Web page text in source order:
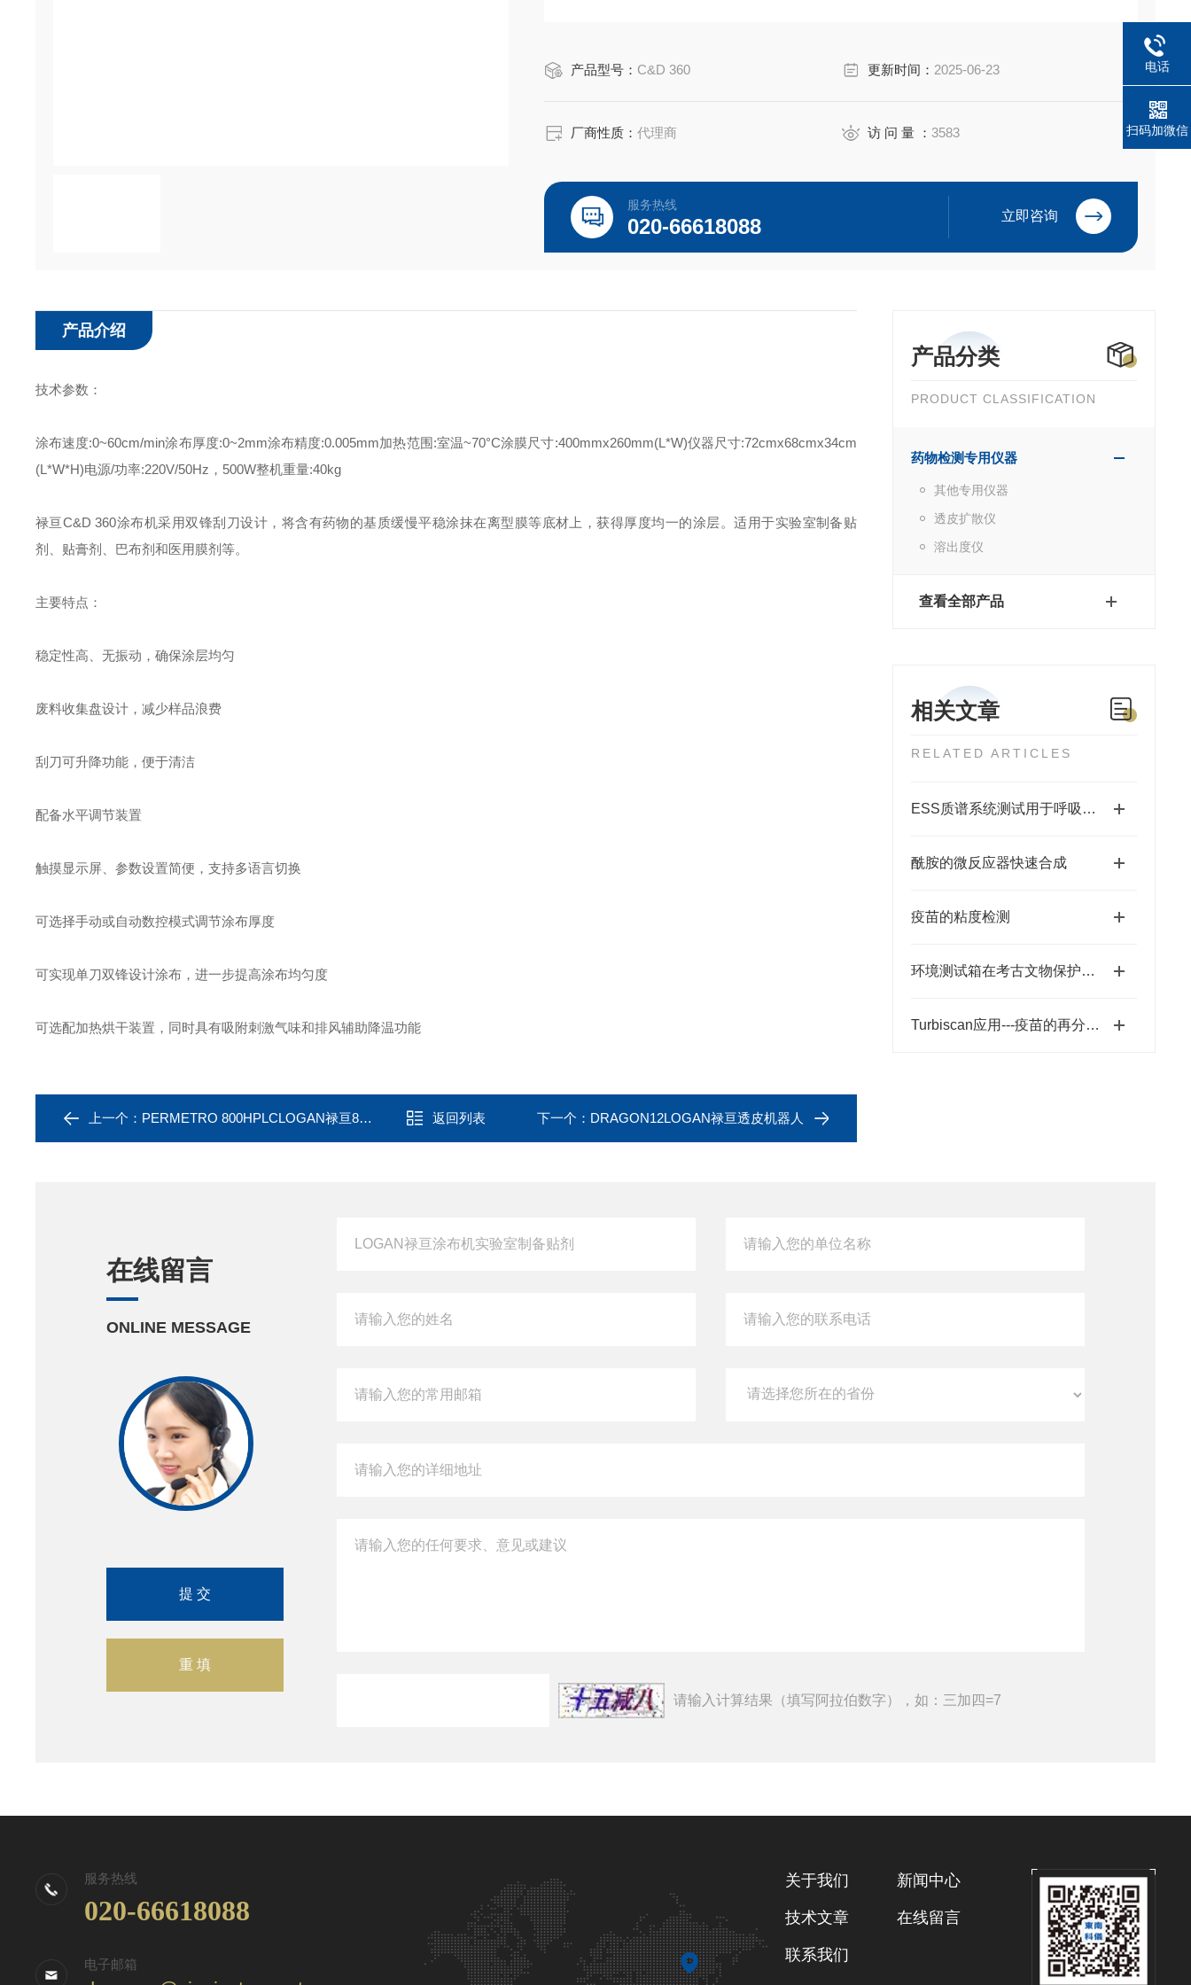
产品型号： C&D 360 更新时间： 2025-06-23
厂商性质：代理商 访 问 量 ：3583
服务热线
020-66618088 立即咨询
产品分类
PRODUCT CLASSIFICATION
药物检测专用仪器
其他专用仪器
透皮扩散仪
溶出度仪
查看全部产品
相关文章
RELATED ARTICLES
ESS质谱系统测试用于呼吸中 12C/13C 尿素测试
酰胺的微反应器快速合成
疫苗的粘度检测
环境测试箱在考古文物保护行业的应用
Turbiscan应用---疫苗的再分散性测试
产品介绍
技术参数：
涂布速度:0~60cm/min涂布厚度:0~2mm涂布精度:0.005mm加热范围:室温~70°C涂膜尺寸:400mmx260mm(L*W)仪器尺寸:72cmx68cmx34cm
(L*W*H)电源/功率:220V/50Hz，500W整机重量:40kg
禄亘C&D 360涂布机采用双锋刮刀设计，将含有药物的基质缓慢平稳涂抹在离型膜等底材上，获得厚度均一的涂层。适用于实验室制备贴
剂、贴膏剂、巴布剂和医用膜剂等。
主要特点：
稳定性高、无振动，确保涂层均匀
废料收集盘设计，减少样品浪费
刮刀可升降功能，便于清洁
配备水平调节装置
触摸显示屏、参数设置简便，支持多语言切换
可选择手动或自动数控模式调节涂布厚度
可实现单刀双锋设计涂布，进一步提高涂布均匀度
可选配加热烘干装置，同时具有吸附刺激气味和排风辅助降温功能
上一个： PERMETRO 800HPLCLOGAN禄亘8位溶出渗透系统高效液相系统 返回列表 下一个： DRAGON12LOGAN禄亘透皮机器人
在线留言
ONLINE MESSAGE
请输入计算结果（填写阿拉伯数字），如：三加四=7
服务热线
020-66618088
电子邮箱
关于我们 新闻中心
技术文章 在线留言
联系我们
电话
扫码加微信